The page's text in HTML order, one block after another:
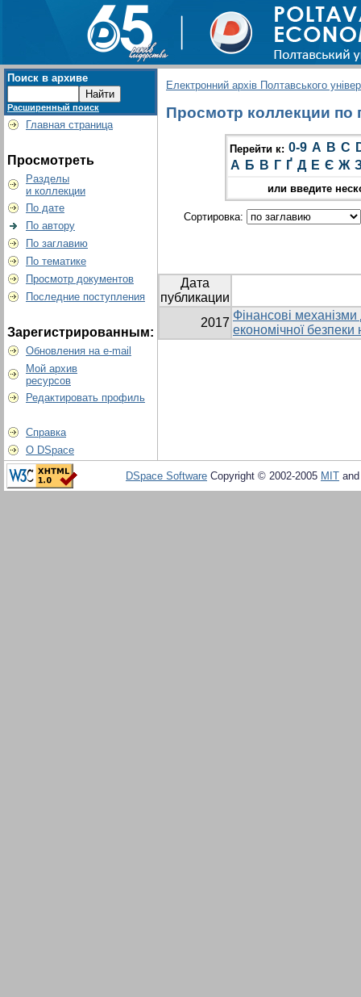
Поиск в архиве
Расширенный поиск
Главная страница
Просмотреть
Разделы
и коллекции
По дате
По автору
По заглавию
По тематике
Просмотр документов
Последние поступления
Зарегистрированным:
Обновления на e-mail
Мой архив
ресурсов
Редактировать профиль
Справка
О DSpace
Електронний архів Полтавського
Просмотр коллекции по
Перейти к: 0-9 A B C
А Б В Г Ґ Д Е Є Ж
или введите
Сортировка:
Дата
публикации
2017
Фінансові
економічної
DSpace Software Copyright © 2002-2005 MIT